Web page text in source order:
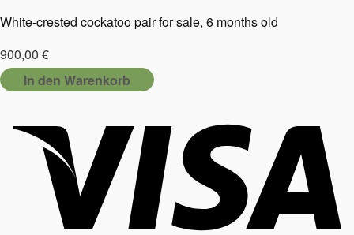
White-crested cockatoo pair for sale, 6 months old
900,00 €
In den Warenkorb